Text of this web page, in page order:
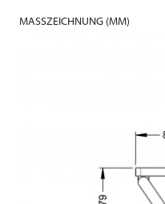
MASSZEICHNUNG (MM)